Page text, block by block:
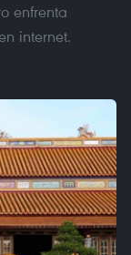
enfrenta
internet.